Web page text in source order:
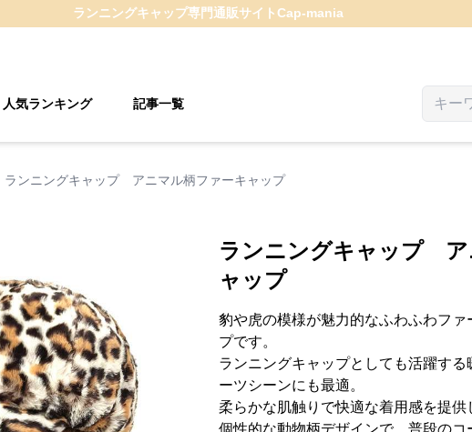
ランニングキャップ専門通販サイトCap-mania
人気ランキング 記事一覧
ランニングキャップ アニマル柄ファーキャップ
ランニングキャップ ア
ャップ
豹や虎の模様が魅力的なふわふわフ
プです。
ランニングキャップとしても活躍す
ーツシーンにも最適。
柔らかな肌触りで快適な着用感を提供
個性的な動物柄デザインで、普段の